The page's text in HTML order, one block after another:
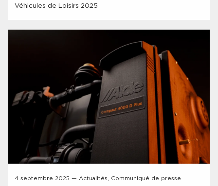
Véhicules de Loisirs 2025
4 septembre 2025 — Actualités, Communiqué de presse